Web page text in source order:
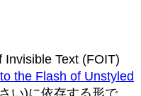
Text (FOIT)
the Flash of Unstyled